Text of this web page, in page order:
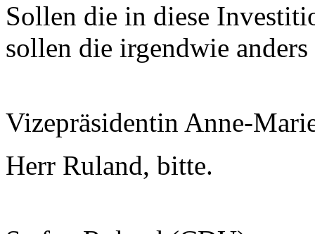
Sollen die in diese
sollen die irgendwie
Vizepräsidentin Anne-
Herr Ruland, bitte.